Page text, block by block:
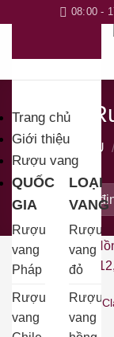
08:00 -
Trang chủ
Giới thiệu
Rượu vang
QUỐC
GIA
Rượu
vang
Pháp
Rượu
vang
LOẠI
VANG
Rượu
vang
đỏ
Rượu
vang
TRANG CHỦ /
Rượu Vang Hồng
Rosé 2024 12,5%